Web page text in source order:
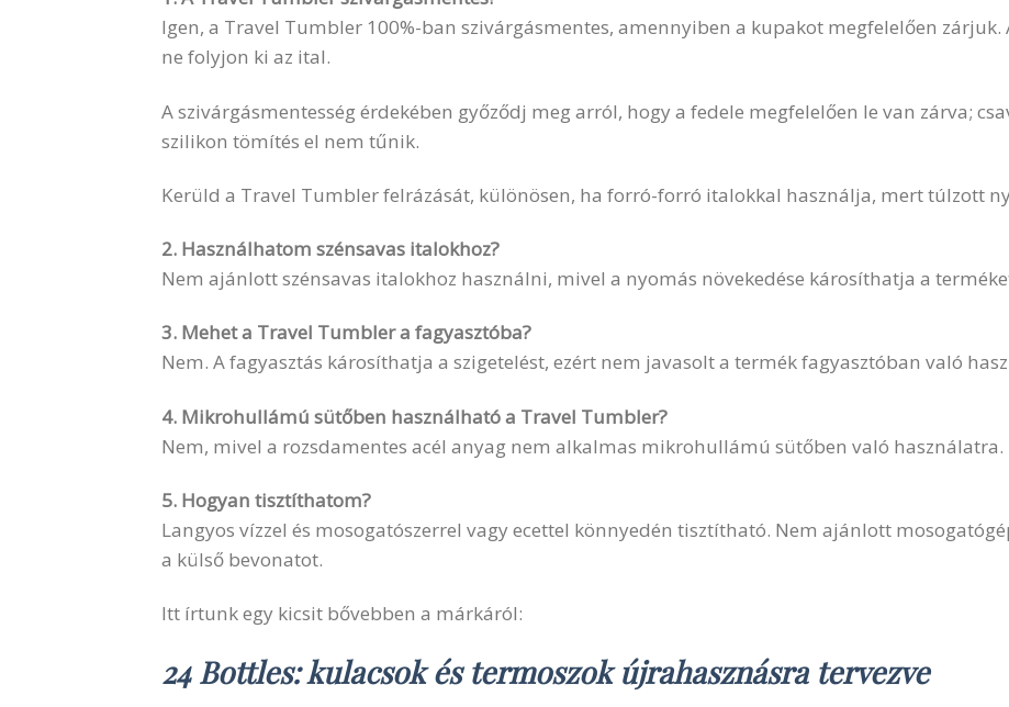
Igen, a Travel Tumbler 100%-ban szivárgásmentes, amennyiben a kupakot megfelelően
ne folyjon ki az ital.
A szivárgásmentesség érdekében győződj meg arról, hogy a fedele megfelelően le van zárva;
szilikon tömítés el nem tűnik.
Kerüld a Travel Tumbler felrázását, különösen, ha forró-forró italokkal használja, mert túlzott
2. Használhatom szénsavas italokhoz?
Nem ajánlott szénsavas italokhoz használni, mivel a nyomás növekedése károsíthatja a
3. Mehet a Travel Tumbler a fagyasztóba?
Nem. A fagyasztás károsíthatja a szigetelést, ezért nem javasolt a termék fagyasztóban való
4. Mikrohullámú sütőben használható a Travel Tumbler?
Nem, mivel a rozsdamentes acél anyag nem alkalmas mikrohullámú sütőben való használatra.
5. Hogyan tisztíthatom?
Langyos vízzel és mosogatószerrel vagy ecettel könnyedén tisztítható. Nem ajánlott
a külső bevonatot.
Itt írtunk egy kicsit bővebben a márkáról:
24 Bottles: kulacsok és termoszok újrahasznásra tervezve